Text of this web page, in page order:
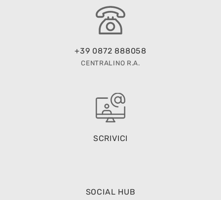
+39 0872 888058
CENTRALINO R.A.
SCRIVICI
SOCIAL HUB